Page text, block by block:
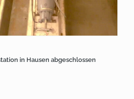
in Hausen abgeschlossen